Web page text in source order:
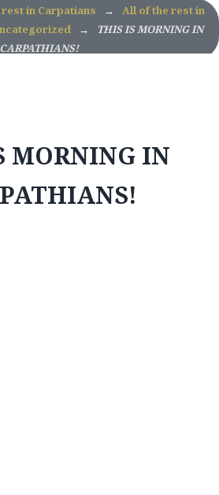
in Carpatians →
All of the rest in
→
THIS IS MORNING IN
CARPATHIANS!
MORNING IN